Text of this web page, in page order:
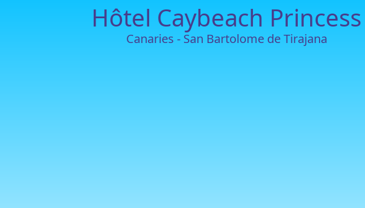
Hôtel Caybeach Princess
Canaries - San Bartolome de Tirajana